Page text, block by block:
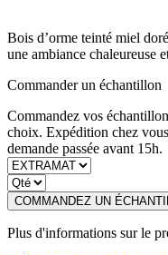
Bois d’orme teinté miel
une ambiance chaleureuse
Commander un échantillon
Commandez vos
choix. Expédition chez
demande passée avant 15h.
COMMANDEZ UN
Plus d'informations sur le